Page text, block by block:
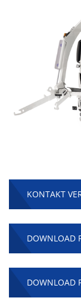
KONTAKT
DOWNLOAD
DOWNLOAD